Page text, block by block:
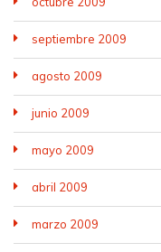
septiembre 2009
agosto 2009
junio 2009
mayo 2009
abril 2009
marzo 2009